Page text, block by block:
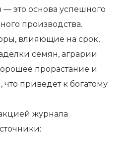
это основа успешного
производства.
влияющие на срок,
семян, аграрии
прорастание и
что приведет к богатому
журнала